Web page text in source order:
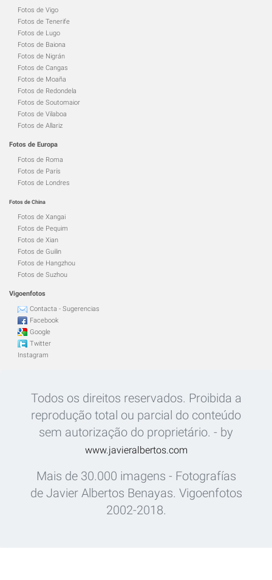
Fotos de Vigo
Fotos de Tenerife
Fotos de Lugo
Fotos de Baiona
Fotos de Nigrán
Fotos de Cangas
Fotos de Moaña
Fotos de Redondela
Fotos de Soutomaior
Fotos de Vilaboa
Fotos de Allariz
Fotos de Europa
Fotos de Roma
Fotos de París
Fotos de Londres
Fotos de China
Fotos de Xangai
Fotos de Pequim
Fotos de Xian
Fotos de Guilin
Fotos de Hangzhou
Fotos de Suzhou
Vigoenfotos
Contacta - Sugerencias
Facebook
Google
Twitter
Instagram
Todos os direitos reservados. Proibida a
reprodução total ou parcial do conteúdo
sem autorização do proprietário. - by
www.javieralbertos.com
Mais de 30.000 imagens - Fotografías
de Javier Albertos Benayas. Vigoenfotos
2002-2018.